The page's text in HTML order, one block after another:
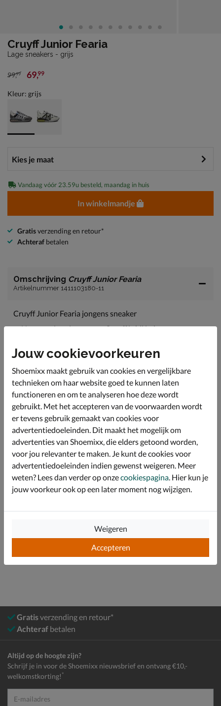
Cruyff Junior Fearia
Lage sneakers - grijs
van € 99,99 voor € 69,99
99,99 69,99
Kleur: grijs
Vandaag vóór 23.59u besteld, maandag in huis
In winkelmandje
Gratisverzending en retour*
Achteraf betalen
Omschrijving Cruyff Junior Fearia
Artikelnummer 1411103180-11
Cruyff Junior Fearia jongens sneaker
Het sportieve imago van Cruyff is bij iedereen
wordt sport nog veel leuker.
en imitatieleer.
Gevoerd met textiel en voorzien van een gewatteerde
hielkap en enkelkraag voor optimaal comfort bij het
dragen.
Voorzien van uitneembaar voetbed met textielen
bekleding. Het voetbed heeft een EVA onderlaag die
uitstekende demping biedt bij iedere stap.
Afgewerkt met een schokabsorberende tussenzool en
rubberen loopzool met Hex-Tech van Cruyff voor
betere grip.
Jongens Schoenen Sneakers Lage sneakers
Gratisverzending en retour*
Achteraf betalen
Altijd op de hoogte zijn?
Schrijf je in voor de Shoemixx nieuwsbrief en ontvang €10,-
welkomstkorting! *
Jouw cookievoorkeuren
Shoemixx maakt gebruik van cookies en vergelijkbare
technieken om haar website goed te kunnen laten
functioneren en om te analyseren hoe deze wordt
gebruikt. Met het accepteren van de voorwaarden wordt
er tevens gebruik gemaakt van cookies voor
advertentiedoeleinden. Dit maakt het mogelijk om
advertenties van Shoemixx, die elders getoond worden,
voor jou relevanter te maken. Je kunt de cookies voor
advertentiedoeleinden indien gewenst weigeren. Meer
weten? Lees dan verder op onzecookiespagina. Hier kun je
jouw voorkeur ook op een later moment nog wijzigen.
Accepteren
Weigeren